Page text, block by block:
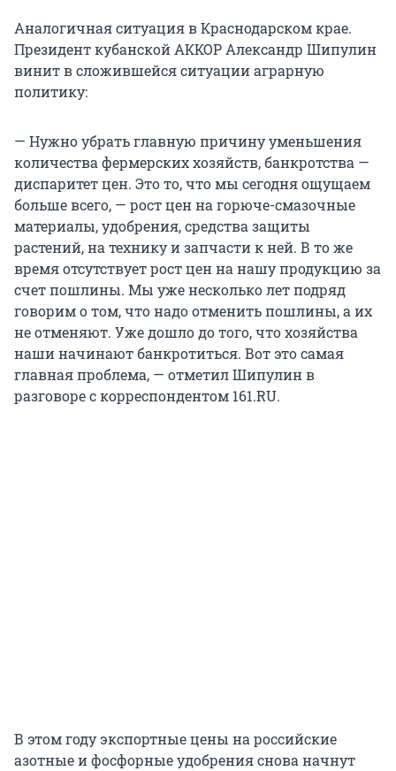
Аналогичная ситуация в Краснодарском крае.
Президент кубанской АККОР Александр Шипулин
винит в сложившейся ситуации аграрную
политику:
— Нужно убрать главную причину уменьшения
количества фермерских хозяйств, банкротства —
диспаритет цен. Это то, что мы сегодня ощущаем
больше всего, — рост цен на горюче-смазочные
материалы, удобрения, средства защиты
растений, на технику и запчасти к ней. В то же
время отсутствует рост цен на нашу продукцию за
счет пошлины. Мы уже несколько лет подряд
говорим о том, что надо отменить пошлины, а их
не отменяют. Уже дошло до того, что хозяйства
наши начинают банкротиться. Вот это самая
главная проблема, — отметил Шипулин в
разговоре с корреспондентом 161.RU.
В этом году экспортные цены на российские
азотные и фосфорные удобрения снова начнут